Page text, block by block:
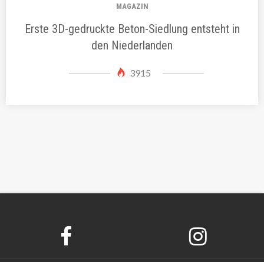
MAGAZIN
Erste 3D-gedruckte Beton-Siedlung entsteht in
den Niederlanden
3915